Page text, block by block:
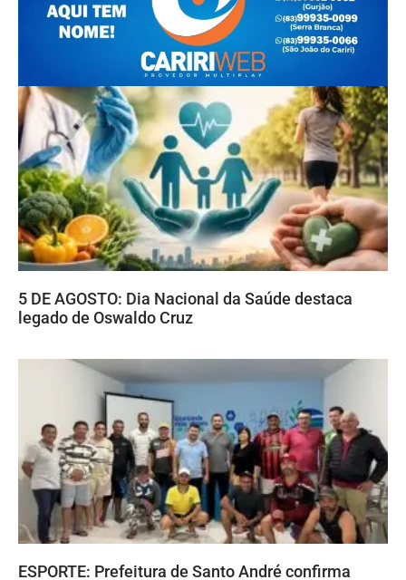
5 DE AGOSTO: Dia Nacional da Saúde destaca
legado de Oswaldo Cruz
ESPORTE: Prefeitura de Santo André confirma